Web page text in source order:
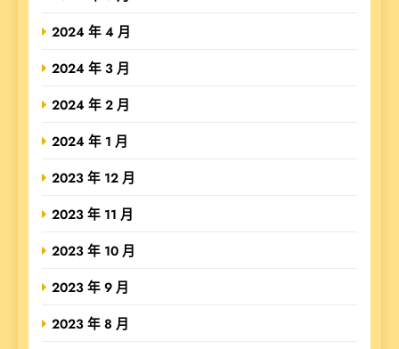
2024 年 4 月
2024 年 3 月
2024 年 2 月
2024 年 1 月
2023 年 12 月
2023 年 11 月
2023 年 10 月
2023 年 9 月
2023 年 8 月